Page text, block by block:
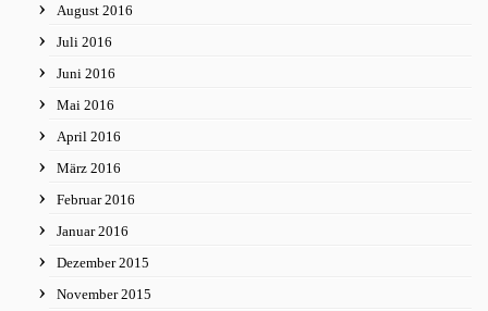
August 2016
Juli 2016
Juni 2016
Mai 2016
April 2016
März 2016
Februar 2016
Januar 2016
Dezember 2015
November 2015